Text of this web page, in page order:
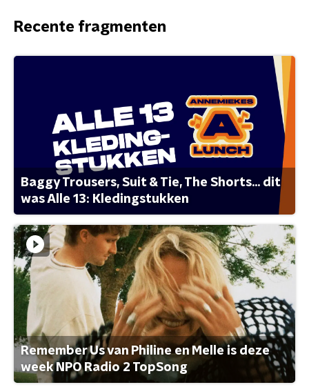
Recente fragmenten
Baggy Trousers, Suit & Tie, The Shorts... dit
was Alle 13: Kledingstukken
Remember Us van Philine en Melle is deze
week NPO Radio 2 TopSong